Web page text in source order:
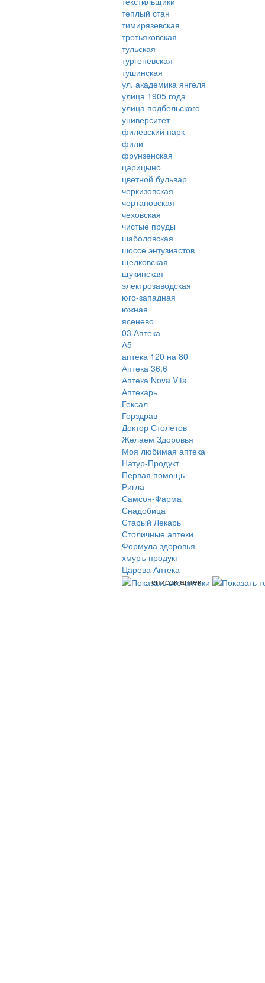
теплый стан
тимирязевская
третьяковская
тульская
тургеневская
тушинская
ул. академика янгеля
улица 1905 года
улица подбельского
университет
филевский парк
фили
фрунзенская
царицыно
цветной бульвар
черкизовская
чертановская
чеховская
чистые пруды
шаболовская
шоссе энтузиастов
щелковская
щукинская
электрозаводская
юго-западная
южная
ясенево
03 Аптека
А5
аптека 120 на 80
Аптека 36,6
Аптека Nova Vita
Аптекарь
Гексал
Горздрав
Доктор Столетов
Желаем Здоровья
Моя любимая аптека
Натур-Продукт
Первая помощь
Ригла
Самсон-Фарма
Снадобица
Старый Лекарь
Столичные аптеки
Формула здоровья
хмуръ продукт
Царева Аптека
список аптек